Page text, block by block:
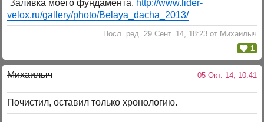
Заливка моего фундамента. http://www.lider-
velox.ru/gallery/photo/Belaya_dacha_2013/
Посл. ред. 29 Сент. 14, 18:23 от Михаилыч
1
Михаилыч 05 Окт. 14, 10:41
Почистил, оставил только хронологию.